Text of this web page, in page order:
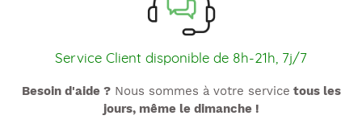
Service Client disponible de 8h-21h, 7j/7
Besoin d'aide ?Nous sommes à votre service tous les
jours, même le dimanche !